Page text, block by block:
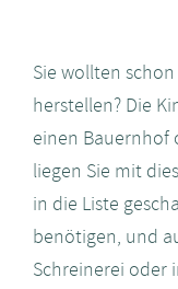
Sie wollten
herstellen? Die
einen Bauernhof
liegen Sie mit
in die Liste
benötigen, und
Schreinerei oder